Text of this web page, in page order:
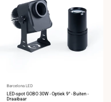
Leverancier:
Barcelona LED
LED-spot GOBO 30W - Optiek 9° - Buiten -
Draaibaar